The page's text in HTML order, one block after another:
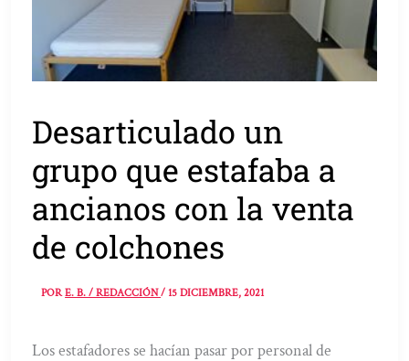
Desarticulado un
grupo que estafaba a
ancianos con la venta
de colchones
PORE. B. / REDACCIÓN/15 DICIEMBRE, 2021
Los estafadores se hacían pasar por personal de